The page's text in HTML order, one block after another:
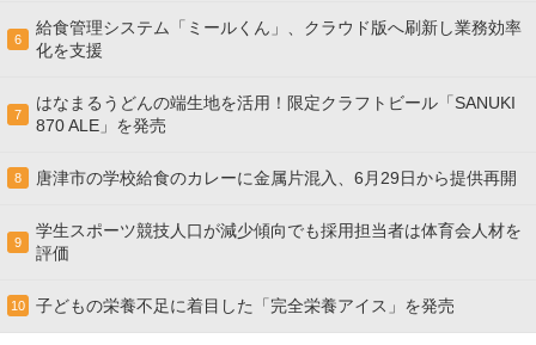
6
給食管理システム「ミールくん」、クラウド版へ刷新し業務効率
化を支援
7
はなまるうどんの端生地を活用！限定クラフトビール「SANUKI
870 ALE」を発売
8 唐津市の学校給食のカレーに金属片混入、6月29日から提供再開
9
学生スポーツ競技人口が減少傾向でも採用担当者は体育会人材を
評価
10 子どもの栄養不足に着目した「完全栄養アイス」を発売